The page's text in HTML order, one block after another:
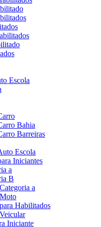
Escola
Bahia
Barreiras
Escola
Iniciantes
a
B
a
Habilitados
Iniciante